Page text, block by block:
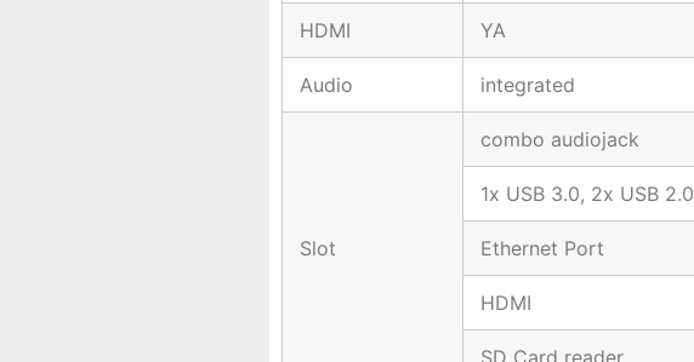
HDMI YA
Audio integrated
Slot
combo audiojack
1x USB 3.0, 2x USB 2.0
Ethernet Port
HDMI